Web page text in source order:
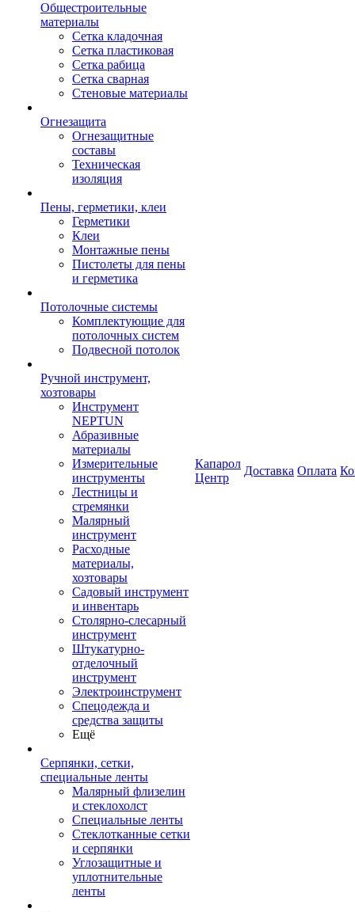
Общестроительные
материалы
Сетка кладочная
Сетка пластиковая
Сетка рабица
Сетка сварная
Стеновые материалы
Огнезащита
Огнезащитные
составы
Техническая
изоляция
Пены, герметики, клеи
Герметики
Клеи
Монтажные пены
Пистолеты для пены
и герметика
Потолочные системы
Комплектующие для
потолочных систем
Подвесной потолок
Ручной инструмент,
хозтовары
Инструмент
NEPTUN
Абразивные
материалы
Измерительные
инструменты
Лестницы и
стремянки
Малярный
инструмент
Расходные
материалы,
хозтовары
Садовый инструмент
и инвентарь
Столярно-слесарный
инструмент
Штукатурно-
отделочный
инструмент
Электроинструмент
Спецодежда и
средства защиты
Ещё
Серпянки, сетки,
специальные ленты
Малярный флизелин
и стеклохолст
Специальные ленты
Стеклотканные сетки
и серпянки
Углозащитные и
уплотнительные
ленты
Капарол
Центр
Доставка Оплата